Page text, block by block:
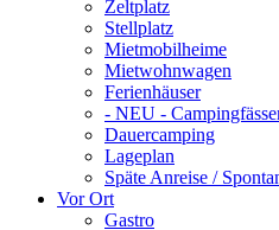
Zeltplatz
Stellplatz
Mietmobilheime
Mietwohnwagen
Ferienhäuser
- NEU -
Dauercamping
Lageplan
Späte Anreise /
Vor Ort
Gastro